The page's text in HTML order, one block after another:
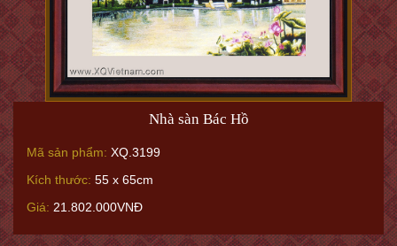
Nhà sàn Bác Hồ
Mã sản phẩm: XQ.3199
Kích thước: 55 x 65cm
Giá: 21.802.000VNĐ